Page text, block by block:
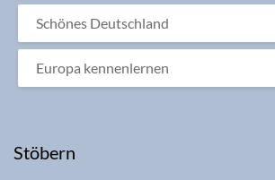
Schönes Deutschland
Europa kennenlernen
Stöbern